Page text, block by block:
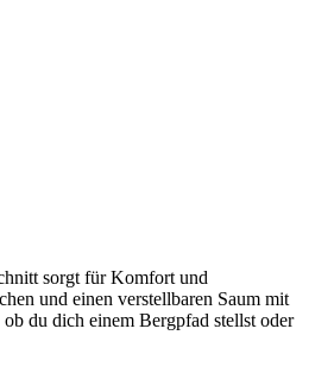
sorgt für Komfort und
und einen verstellbaren Saum mit
du dich einem Bergpfad stellst oder